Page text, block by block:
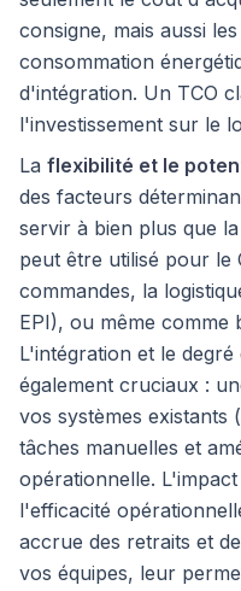
consigne, mais aussi
consommation
d'intégration. Un TCO
l'investissement sur le
La flexibilité et le
des facteurs
servir à bien plus que
peut être utilisé pour le
commandes, la
EPI), ou même comme
L'intégration et le
également cruciaux :
vos systèmes existants
tâches manuelles et
opérationnelle.
l'efficacité
accrue des retraits et
vos équipes, leur